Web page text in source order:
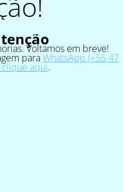
Voltamos em breve!
paraWhatsApp (+55 47
aqui.